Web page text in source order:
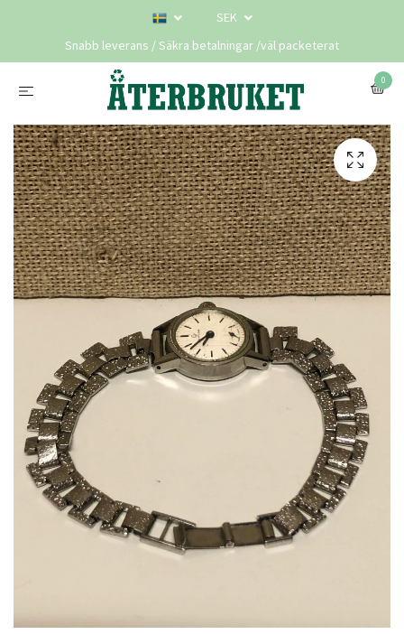
SEK
Snabb leverans / Säkra betalningar /väl packeterat
0